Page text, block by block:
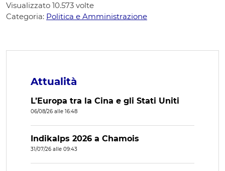
Visualizzato 10.573 volte
Categoria: Politica e Amministrazione
Attualità
L’Europa tra la Cina e gli Stati Uniti
06/08/26 alle 16:48
Indikalps 2026 a Chamois
31/07/26 alle 09:43